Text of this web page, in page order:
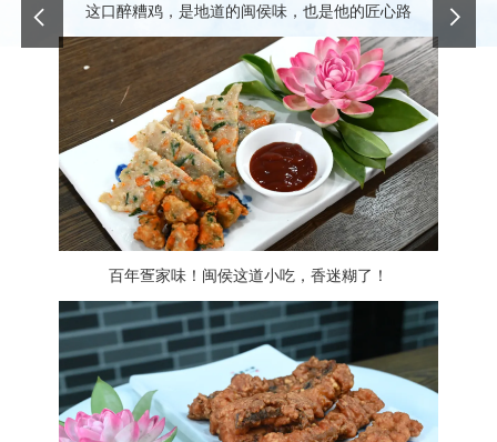
这口醉糟鸡，是地道的闽侯味，也是他的匠心路
百年疍家味！闽侯这道小吃，香迷糊了！